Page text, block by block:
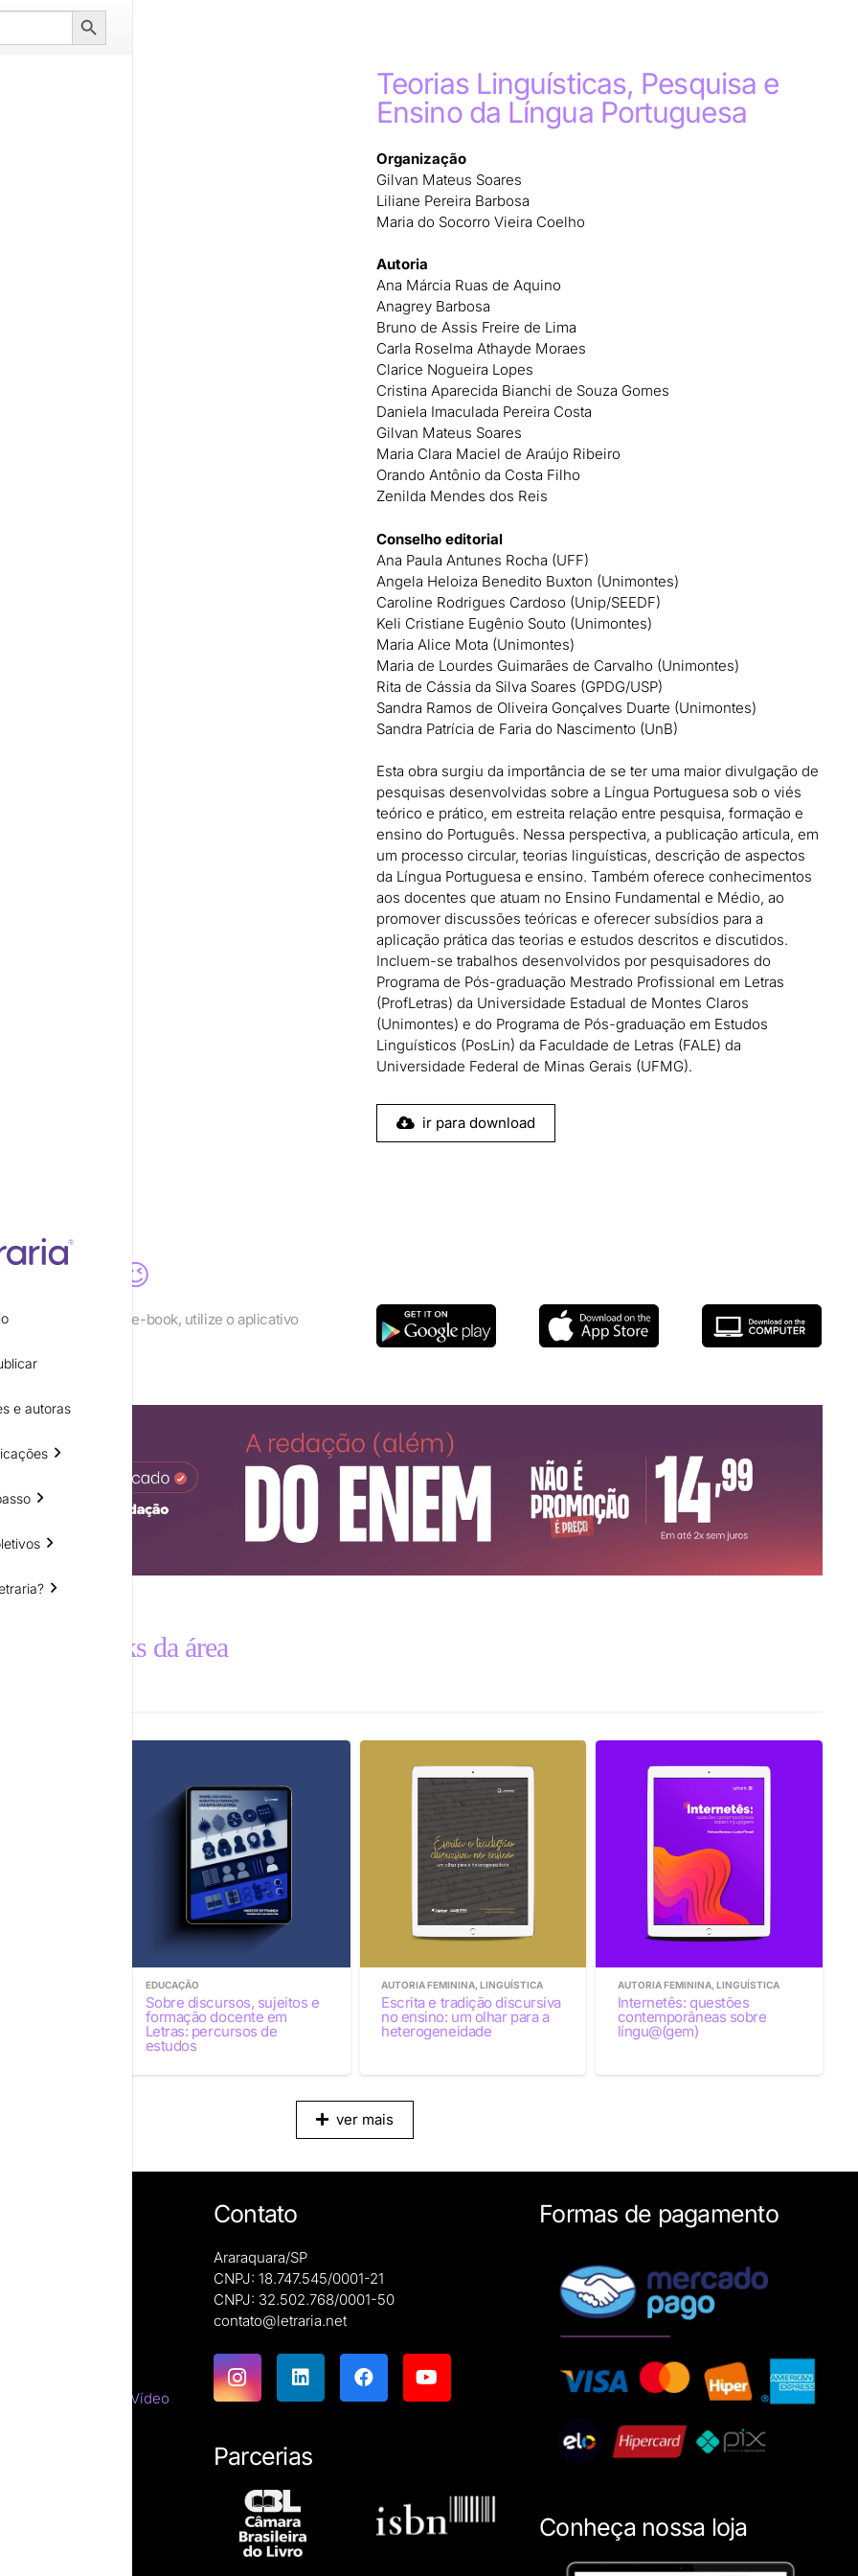
Search
Button
e autoras
Teorias Linguísticas, Pesquisa e
Ensino da Língua Portuguesa
Organização
Gilvan Mateus Soares
Liliane Pereira Barbosa
Maria do Socorro Vieira Coelho
Autoria
Ana Márcia Ruas de Aquino
Anagrey Barbosa
Bruno de Assis Freire de Lima
Carla Roselma Athayde Moraes
Clarice Nogueira Lopes
Cristina Aparecida Bianchi de Souza Gomes
Daniela Imaculada Pereira Costa
Gilvan Mateus Soares
Maria Clara Maciel de Araújo Ribeiro
Orando Antônio da Costa Filho
Zenilda Mendes dos Reis
Conselho editorial
Ana Paula Antunes Rocha (UFF)
Angela Heloiza Benedito Buxton (Unimontes)
Caroline Rodrigues Cardoso (Unip/SEEDF)
Keli Cristiane Eugênio Souto (Unimontes)
Maria Alice Mota (Unimontes)
Maria de Lourdes Guimarães de Carvalho (Unimontes)
Rita de Cássia da Silva Soares (GPDG/USP)
Sandra Ramos de Oliveira Gonçalves Duarte (Unimontes)
Sandra Patrícia de Faria do Nascimento (UnB)
Esta obra surgiu da importância de se ter uma maior divulgação de
pesquisas desenvolvidas sobre a Língua Portuguesa sob o viés
teórico e prático, em estreita relação entre pesquisa, formação e
ensino do Português. Nessa perspectiva, a publicação articula, em
um processo circular, teorias linguísticas, descrição de aspectos
da Língua Portuguesa e ensino. Também oferece conhecimentos
aos docentes que atuam no Ensino Fundamental e Médio, ao
promover discussões teóricas e oferecer subsídios para a
aplicação prática das teorias e estudos descritos e discutidos.
Incluem-se trabalhos desenvolvidos por pesquisadores do
Programa de Pós-graduação Mestrado Profissional em Letras
(ProfLetras) da Universidade Estadual de Montes Claros
(Unimontes) e do Programa de Pós-graduação em Estudos
Linguísticos (PosLin) da Faculdade de Letras (FALE) da
Universidade Federal de Minas Gerais (UFMG).
ir para download
para você 😉
os recursos do e-book, utilize o aplicativo
e-books da área
EDUCAÇÃO
Sobre discursos, sujeitos e
formação docente em
Letras: percursos de
estudos
AUTORIA FEMININA, LINGUÍSTICA
Escrita e tradição discursiva
no ensino: um olhar para a
heterogeneidade
AUTORIA FEMININA, LINGUÍSTICA
Internetês: questões
contemporâneas sobre
língu@(gem)
ver mais
do Cinema e do Vídeo
Contato
Araraquara/SP
CNPJ: 18.747.545/0001-21
CNPJ: 32.502.768/0001-50
contato@letraria.net
Parcerias
Formas de pagamento
Conheça nossa loja